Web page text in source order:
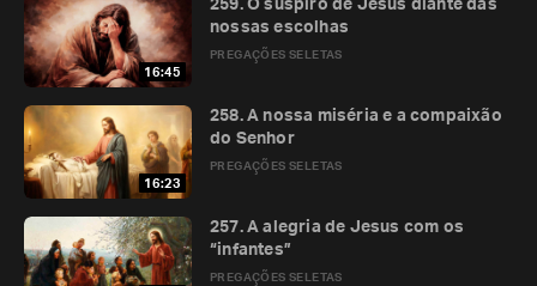
16:45
PREGAÇÕES SELETAS
259. O suspiro de Jesus diante das
nossas escolhas
16:23
PREGAÇÕES SELETAS
258. A nossa miséria e a compaixão
do Senhor
PREGAÇÕES SELETAS
257. A alegria de Jesus com os
“infantes”